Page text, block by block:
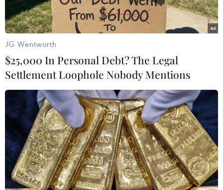
Trên đường bị dẫn giải về nơi tạm giữ, Sùng A Thò, nghi
phạm sát hại 3 người ở Mường Chà, Điện Biên đã tự tử
bằng lá ngón ăn từ trước đó.
JG Wentworth
$25,000 In Personal Debt? The Legal
Settlement Loophole Nobody Mentions